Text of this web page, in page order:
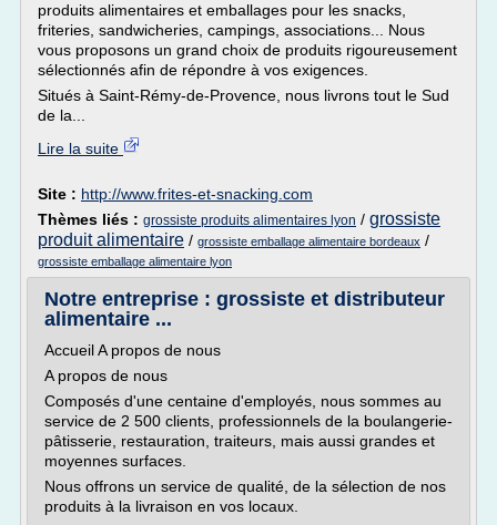
produits alimentaires et emballages pour les snacks,
friteries, sandwicheries, campings, associations... Nous
vous proposons un grand choix de produits rigoureusement
sélectionnés afin de répondre à vos exigences.
Situés à Saint-Rémy-de-Provence, nous livrons tout le Sud
de la...
Lire la suite
Site : http://www.frites-et-snacking.com
Thèmes liés : grossiste produits alimentaires lyon / grossiste
produit alimentaire / grossiste emballage alimentaire bordeaux /
grossiste emballage alimentaire lyon
Notre entreprise : grossiste et distributeur
alimentaire ...
Accueil A propos de nous
A propos de nous
Composés d'une centaine d'employés, nous sommes au
service de 2 500 clients, professionnels de la boulangerie-
pâtisserie, restauration, traiteurs, mais aussi grandes et
moyennes surfaces.
Nous offrons un service de qualité, de la sélection de nos
produits à la livraison en vos locaux.